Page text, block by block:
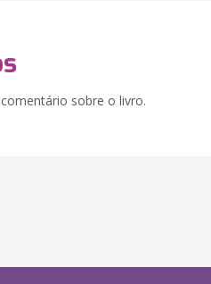
sobre o livro.